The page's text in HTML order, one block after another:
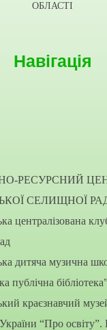
ОБЛАСТІ
Навігація
РЕСУРСНИЙ
СЕЛИЩНОЇ
централізована
дитяча музична
публічна
краєзнавчий
“Про освіту”.